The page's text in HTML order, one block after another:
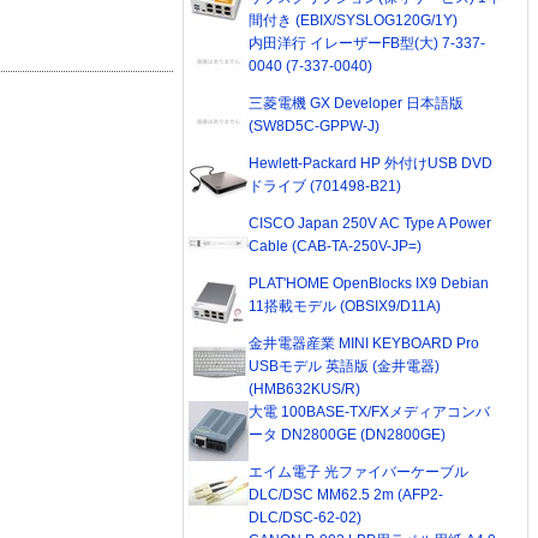
間付き (EBIX/SYSLOG120G/1Y)
内田洋行 イレーザーFB型(大) 7-337-
0040 (7-337-0040)
三菱電機 GX Developer 日本語版
(SW8D5C-GPPW-J)
Hewlett-Packard HP 外付けUSB DVD
ドライブ (701498-B21)
CISCO Japan 250V AC Type A Power
Cable (CAB-TA-250V-JP=)
PLAT'HOME OpenBlocks IX9 Debian
11搭載モデル (OBSIX9/D11A)
金井電器産業 MINI KEYBOARD Pro
USBモデル 英語版 (金井電器)
(HMB632KUS/R)
大電 100BASE-TX/FXメディアコンバ
ータ DN2800GE (DN2800GE)
エイム電子 光ファイバーケーブル
DLC/DSC MM62.5 2m (AFP2-
DLC/DSC-62-02)